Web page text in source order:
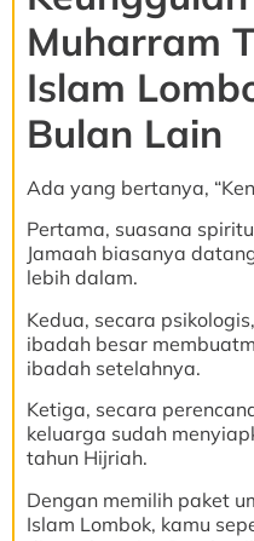
Muharram
Islam
Bulan Lain
Ada yang bertanya,
Pertama, suasana
Jamaah biasanya
lebih dalam.
Kedua, secara
ibadah besar
ibadah setelahnya.
Ketiga, secara
keluarga sudah
tahun Hijriah.
Dengan memilih paket
Islam Lombok, kamu